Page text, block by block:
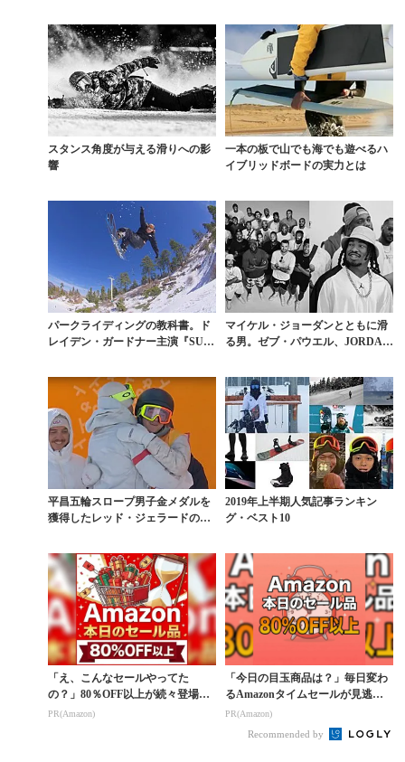
スタンス角度が与える滑りへの影
響
一本の板で山でも海でも遊べるハ
イブリッドボードの実力とは
パークライディングの教科書。ド
レイデン・ガードナー主演『SUN
マイケル・ジョーダンとともに滑
る男。ゼブ・パウエル、JORDAN
平昌五輪スロープ男子金メダルを
獲得したレッド・ジェラードの卓
2019年上半期人気記事ランキン
グ・ベスト10
「え、こんなセールやってた
の？」80％OFF以上が続々登場！
Amazonの本気が...
PR(Amazon)
「今日の目玉商品は？」毎日変わ
るAmazonタイムセールが見逃せ
ない
PR(Amazon)
Recommended by